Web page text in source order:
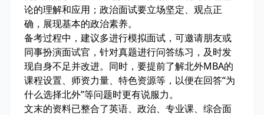
论的理解和应用；政治面试要立场坚定、观点正
确，展现基本的政治素养。
备考过程中，建议多进行模拟面试，可邀请朋友或
同事扮演面试官，针对真题进行问答练习，及时发
现自身不足并改进。同时，要提前了解北外MBA的
课程设置、师资力量、特色资源等，以便在回答“为
什么选择北外”等问题时更有说服力。
文末的资料已整合了英语、政治、专业课、综合面